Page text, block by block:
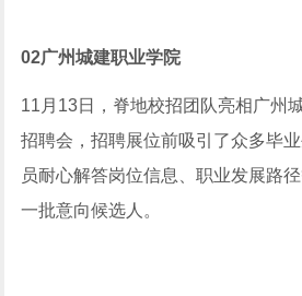
02广州城建职业学院
11月13日，脊地校招团队亮相广州
招聘会，招聘展位前吸引了众多毕
员耐心解答岗位信息、职业发展路
一批意向候选人。